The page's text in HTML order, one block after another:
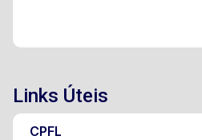
Links Úteis
CPFL